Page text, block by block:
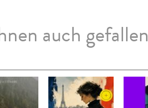
auch gefallen